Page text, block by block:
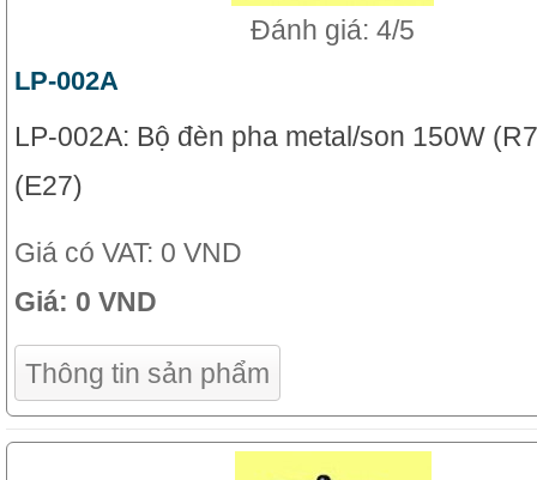
Đánh giá: 4/5
LP-002A
LP-002A: Bộ đèn pha metal/son 150W
(E27)
Giá có VAT: 0 VND
Giá: 0 VND
Thông tin sản phẩm